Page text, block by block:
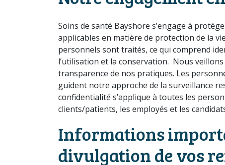
Soins de santé Bayshore s’engage à
applicables en matière de protection de la
personnels sont traités, ce qui comprend
l’utilisation et la conservation. Nous
transparence de nos pratiques. Les
guident notre approche de la surveillance
confidentialité s’applique à toutes les
clients/patients, les employés et les
Informations
divulgation de vos